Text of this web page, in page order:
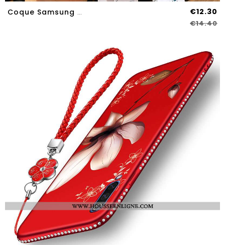
Coque Samsung Galaxy A70s Tendance Fluide Doux Silicone Tout Compris Étoile Petit Délavé En Daim Bla €12.30
€14.40